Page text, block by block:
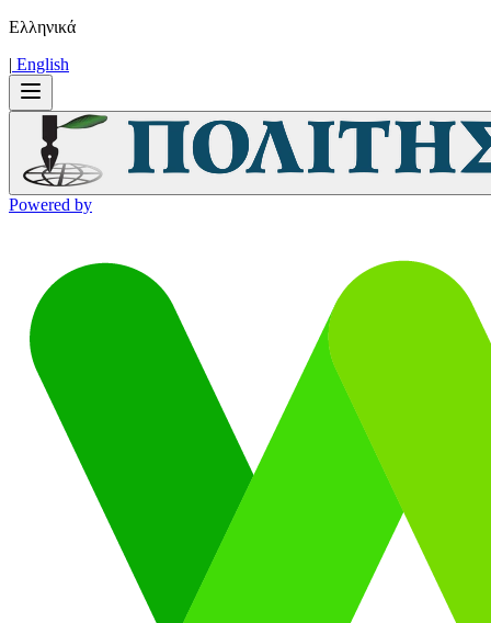
Ελληνικά
| Εnglish
Powered by